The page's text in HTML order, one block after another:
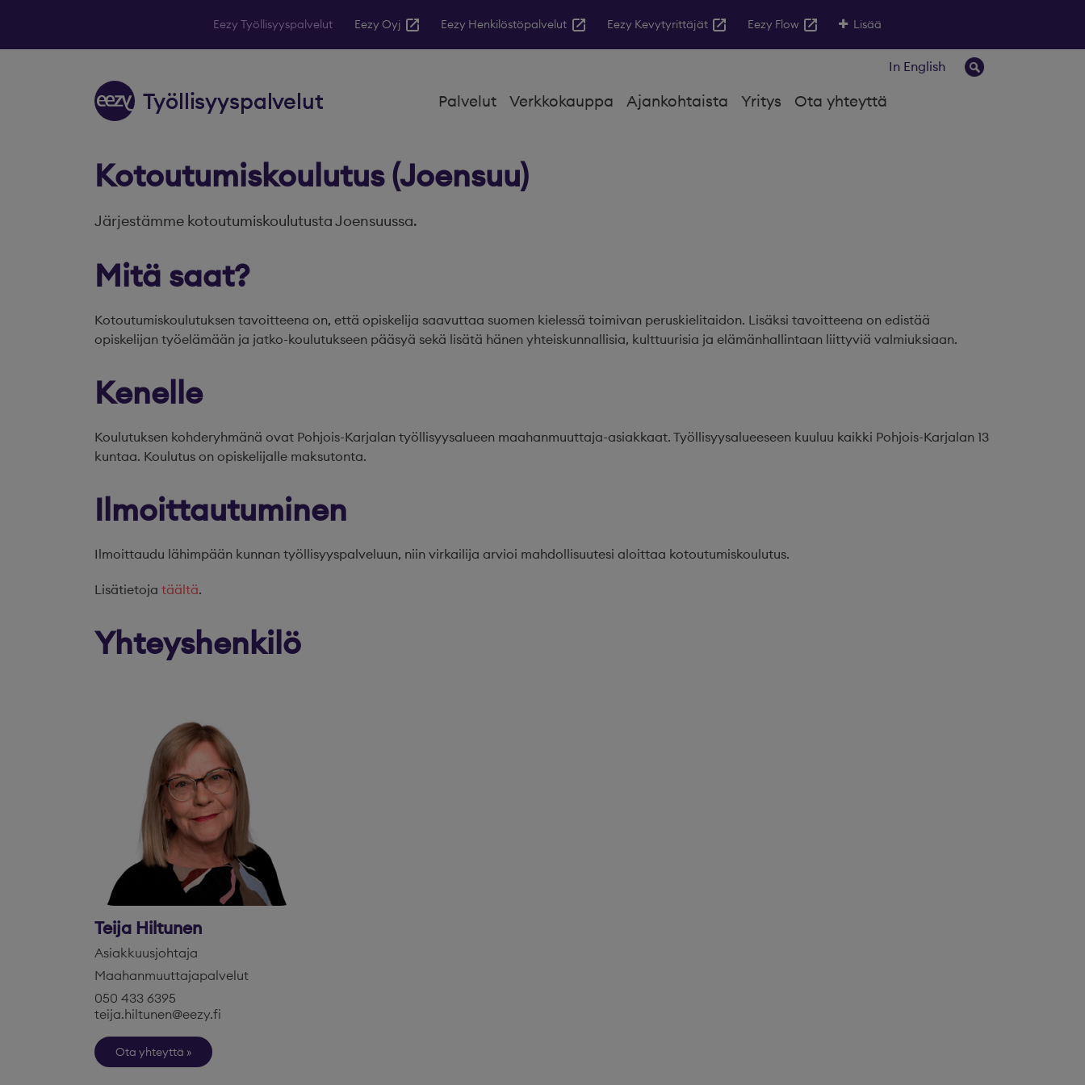
Eezy Työllisyyspalvelut Eezy Oyj Eezy Henkilöstöpalvelut Eezy Kevytyrittäjät Eezy Flow Lisää
In English
Työllisyyspalvelut Palvelut Verkkokauppa Ajankohtaista Yritys Ota yhteyttä
Kotoutumiskoulutus (Joensuu)
Järjestämme kotoutumiskoulutusta Joensuussa.
Mitä saat?
Kotoutumiskoulutuksen tavoitteena on, että opiskelija saavuttaa suomen kielessä toimivan peruskielitaidon. Lisäksi tavoitteena on edistää
opiskelijan työelämään ja jatko-koulutukseen pääsyä sekä lisätä hänen yhteiskunnallisia, kulttuurisia ja elämänhallintaan liittyviä valmiuksiaan.
Kenelle
Koulutuksen kohderyhmänä ovat Pohjois-Karjalan työllisyysalueen maahanmuuttaja-asiakkaat. Työllisyysalueeseen kuuluu kaikki Pohjois-Karjalan 13
kuntaa. Koulutus on opiskelijalle maksutonta.
Ilmoittautuminen
Ilmoittaudu lähimpään kunnan työllisyyspalveluun, niin virkailija arvioi mahdollisuutesi aloittaa kotoutumiskoulutus.
Lisätietoja täältä.
Yhteyshenkilö
Teija Hiltunen
Asiakkuusjohtaja
Maahanmuuttajapalvelut
050 433 6395
teija.hiltunen@eezy.fi
Ota yhteyttä